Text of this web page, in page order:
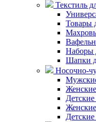
Текстиль
Товары
Наборы
Шапки
Носочно-
Детские